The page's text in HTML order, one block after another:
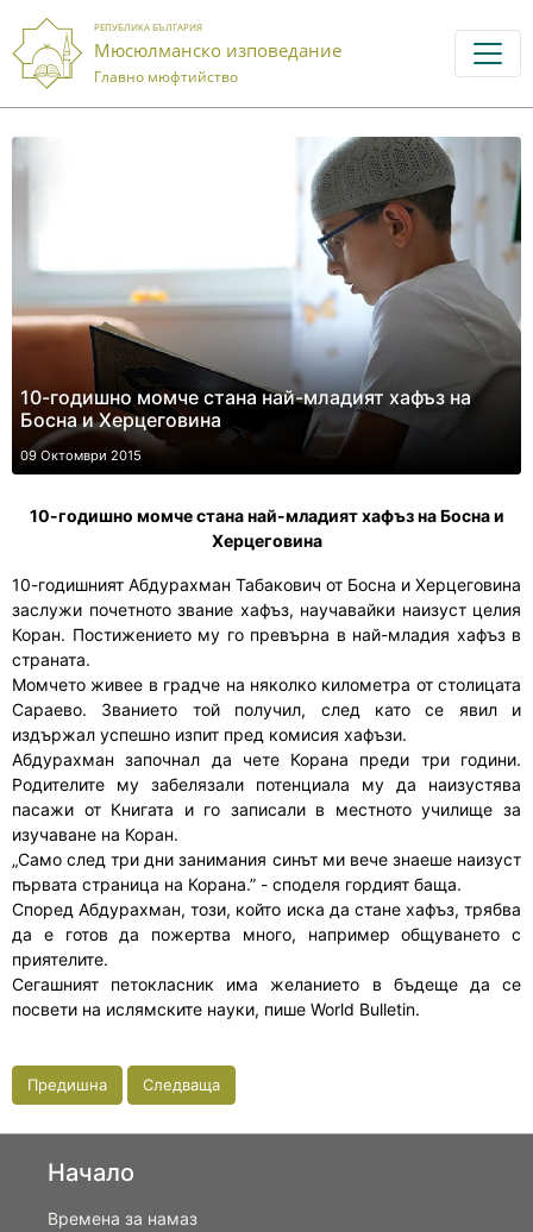
РЕПУБЛИКА БЪЛГАРИЯ
Мюсюлманско изповедание
Главно мюфтийство
10-годишно момче стана най-младият хафъз на
Босна и Херцеговина
09 Октомври 2015
10-годишно момче стана най-младият хафъз на Босна и
Херцеговина
10-годишният Абдурахман Табакович от Босна и Херцеговина
заслужи почетното звание хафъз, научавайки наизуст целия
Коран. Постижението му го превърна в най-младия хафъз в
страната.
Момчето живее в градче на няколко километра от столицата
Сараево. Званието той получил, след като се явил и
издържал успешно изпит пред комисия хафъзи.
Абдурахман започнал да чете Корана преди три години.
Родителите му забелязали потенциала му да наизустява
пасажи от Книгата и го записали в местното училище за
изучаване на Коран.
„Само след три дни занимания синът ми вече знаеше наизуст
първата страница на Корана.” - споделя гордият баща.
Според Абдурахман, този, който иска да стане хафъз, трябва
да е готов да пожертва много, например общуването с
приятелите.
Сегашният петокласник има желанието в бъдеще да се
посвети на ислямските науки, пише World Bulletin.
Предишна Следваща
Начало
Времена за намаз